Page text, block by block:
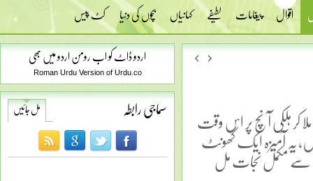
اقوال پیغامات لطیفے کہانیاں بچوں کی دنیا کٹ پیس
اردو ڈاٹ کو اب رومن اردو میں بھی
Roman Urdu Version of Urdu.co
سماجی رابطہ مل جائیں کر ہلکی آنچ پر اس وقت
یہ آمیزہ ایک گھونٹ
سے مکمل نجات مل